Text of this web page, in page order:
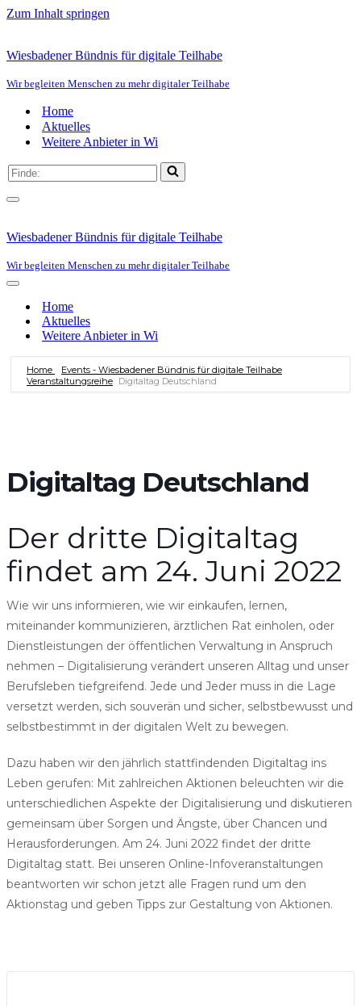
Zum Inhalt springen
Wiesbadener Bündnis für digitale Teilhabe
Wir begleiten Menschen zu mehr digitaler Teilhabe
Home
Aktuelles
Weitere Anbieter in Wi
Suchen
nach …
Navigationsmenü
Wiesbadener Bündnis für digitale Teilhabe
Wir begleiten Menschen zu mehr digitaler Teilhabe
Navigationsmenü
Home
Aktuelles
Weitere Anbieter in Wi
Home
Events - Wiesbadener Bündnis für digitale Teilhabe
Veranstaltungsreihe Digitaltag Deutschland
Digitaltag Deutschland
Der dritte Digitaltag
findet am 24. Juni 2022
Wie wir uns informieren, wie wir einkaufen, lernen,
miteinander kommunizieren, ärztlichen Rat einholen, oder
Dienstleistungen der öffentlichen Verwaltung in Anspruch
nehmen – Digitalisierung verändert unseren Alltag und unser
Berufsleben tiefgreifend. Jede und Jeder muss in die Lage
versetzt werden, sich souverän und sicher, selbstbewusst und
selbstbestimmt in der digitalen Welt zu bewegen.
Dazu haben wir den jährlich stattfindenden Digitaltag ins
Leben gerufen: Mit zahlreichen Aktionen beleuchten wir die
unterschiedlichen Aspekte der Digitalisierung und diskutieren
gemeinsam über Sorgen und Ängste, über Chancen und
Herausforderungen. Am 24. Juni 2022 findet der dritte
Digitaltag statt. Bei unseren Online-Infoveranstaltungen
beantworten wir schon jetzt alle Fragen rund um den
Aktionstag und geben Tipps zur Gestaltung von Aktionen.